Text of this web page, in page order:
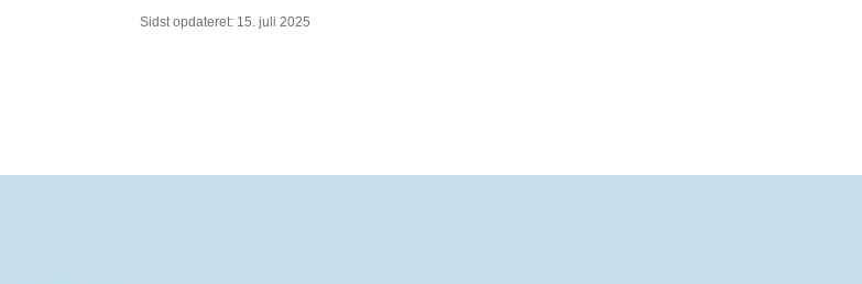
Sidst opdateret: 15. juli 2025